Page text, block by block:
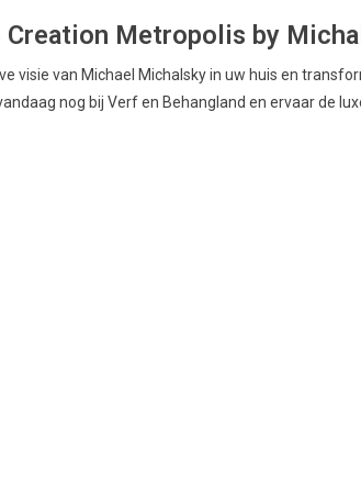
Creation Metropolis by
visie van Michael Michalsky in uw huis en
nog bij Verf en Behangland en ervaar de